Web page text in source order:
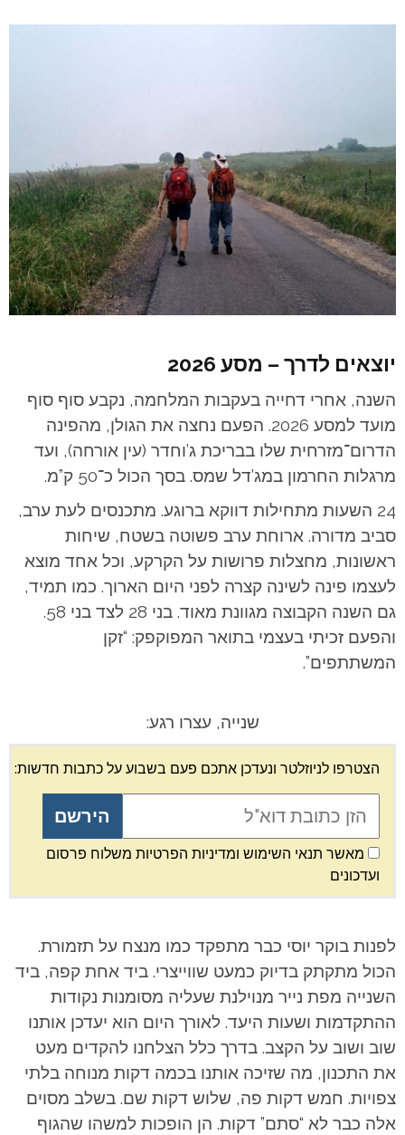
יוצאים לדרך – מסע 2026
השנה, אחרי דחייה בעקבות המלחמה, נקבע סוף סוף
מועד למסע 2026. הפעם נחצה את הגולן, מהפינה
הדרום־מזרחית שלו בבריכת ג’וחדר (עין אורחה), ועד
מרגלות החרמון במג’דל שמס. בסך הכול כ־50 ק”מ.
24 השעות מתחילות דווקא ברוגע. מתכנסים לעת ערב,
סביב מדורה. ארוחת ערב פשוטה בשטח, שיחות
ראשונות, מחצלות פרושות על הקרקע, וכל אחד מוצא
לעצמו פינה לשינה קצרה לפני היום הארוך. כמו תמיד,
גם השנה הקבוצה מגוונת מאוד. בני 28 לצד בני 58.
והפעם זכיתי בעצמי בתואר המפוקפק: “זקן
המשתתפים”.
שנייה, עצרו רגע:
הצטרפו לניוזלטר ונעדכן אתכם פעם בשבוע על כתבות חדשות:
מאשר תנאי השימוש ומדיניות הפרטיות משלוח פרסום
ועדכונים
לפנות בוקר יוסי כבר מתפקד כמו מנצח על תזמורת.
הכול מתקתק בדיוק כמעט שווייצרי. ביד אחת קפה, ביד
השנייה מפת נייר מנוילנת שעליה מסומנות נקודות
ההתקדמות ושעות היעד. לאורך היום הוא יעדכן אותנו
שוב ושוב על הקצב. בדרך כלל הצלחנו להקדים מעט
את התכנון, מה שזיכה אותנו בכמה דקות מנוחה בלתי
צפויות. חמש דקות פה, שלוש דקות שם. בשלב מסוים
אלה כבר לא “סתם” דקות. הן הופכות למשהו שהגוף